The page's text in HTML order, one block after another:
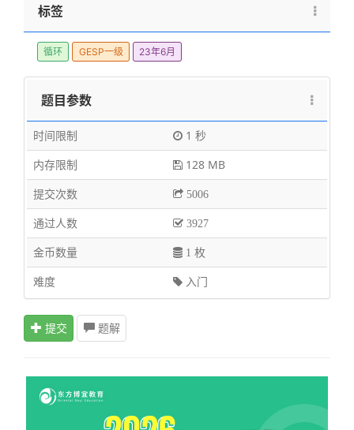
标签
循环 GESP一级 23年6月
题目参数
时间限制
1 秒
内存限制
128 MB
提交次数
5006
通过人数 3927
金币数量 1 枚
难度 入门
提交 题解